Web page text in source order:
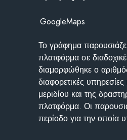
GoogleMaps
Το γράφημα
πλατφόρμα σε
διαμορφώθηκε ο
διαφορετικές
μεριδίου και της
πλατφόρμα. Οι
περίοδο για την οποία